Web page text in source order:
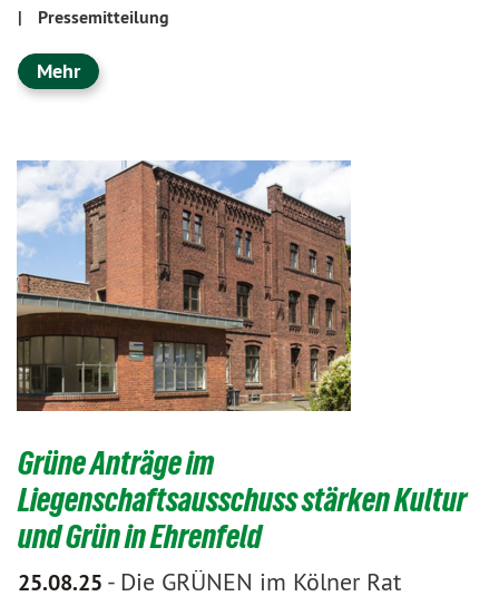
|
Pressemitteilung
Mehr
Grüne Anträge im
Liegenschaftsausschuss stärken Kultur
und Grün in Ehrenfeld
25.08.25 - Die GRÜNEN im Kölner Rat